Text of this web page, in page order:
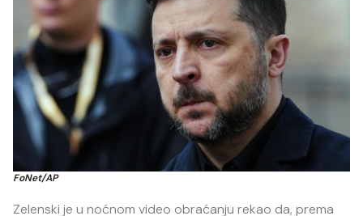
FoNet/AP
Zelenski je u noćnom video obraćanju rekao da, prema